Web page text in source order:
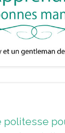
to
politesse